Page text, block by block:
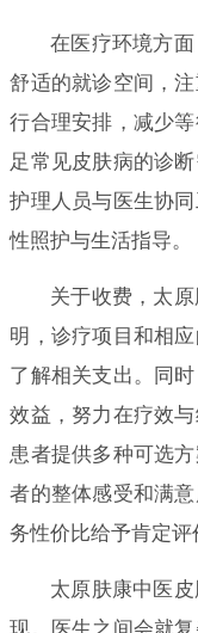
在医疗环境方
舒适的就诊空间，
行合理安排，减少
足常见皮肤病的诊
护理人员与医生协
性照护与生活指导。
关于收费，太
明，诊疗项目和相
了解相关支出。同
效益，努力在疗效
患者提供多种可选
者的整体感受和满
务性价比给予肯定评
太原肤康中医